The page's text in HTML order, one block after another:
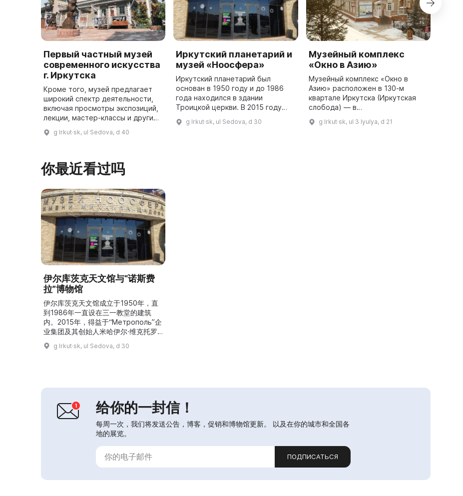
Первый частный музей
современного искусства
г. Иркутска
Кроме того, музей предлагает
широкий спектр деятельности,
включая просмотры экспозиций,
лекции, мастер-классы и другие
стала инициатором создания
g Irkut·sk, ul Sedova, d 40
Иркутский планетарий и
музей «Ноосфера»
Иркутский планетарий был
основан в 1950 году и до 1986
года находился в здании
Троицкой церкви. В 2015 году
«Метрополь» и её основателю
g Irkut·sk, ul Sedova, d 30
Музейный комплекс
«Окно в Азию»
Музейный комплекс «Окно в
Азию» расположен в 130-м
квартале Иркутска (Иркутская
слобода) — в
деревянного зодчества.
g Irkut·sk, ul 3 Iyulya, d 21
你最近看过吗
伊尔库茨克天文馆与“诺斯费
拉”博物馆
伊尔库茨克天文馆成立于1950年，直
到1986年一直设在三一教堂的建筑
内。2015年，得益于“Метрополь”企
业集团及其创始人米哈伊尔·维克托罗
维奇·斯利彭丘克，天文馆在新建筑中
得以恢复并购置了专用设备。如今，伊
天文台。该综合体的任务是让人们了解
片，举办讲座...
g Irkut·sk, ul Sedova, d 30
给你的一封信！
每周一次，我们将发送公告，博客，促销和博物馆更新。 以及在你的城市和全国各
地的展览。
ПОДПИСАТЬСЯ